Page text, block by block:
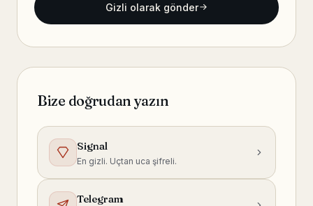
Gizli olarak gönder
Bize doğrudan yazın
Signal
En gizli. Uçtan uca şifreli.
Telegram